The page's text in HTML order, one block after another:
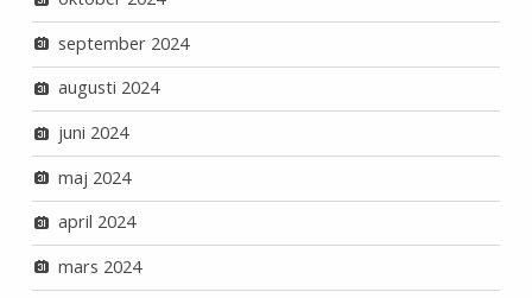
september 2024
augusti 2024
juni 2024
maj 2024
april 2024
mars 2024